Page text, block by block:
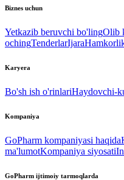
Biznes uchun
Yetkazib beruvchi bo'lingOlib
ochingTenderlarIjara
Karyera
Bo'sh ish o'rinlariHaydovchi-
Kompaniya
GoPharm kompaniyasi haqida
ma'lumotKompaniya siyosati
GoPharm ijtimoiy tarmoqlarda